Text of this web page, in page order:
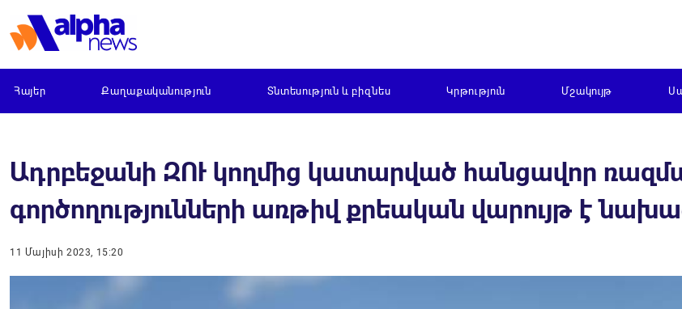
Հայեր Քաղաքականություն Տնտեսություն և բիզնես Կրթություն Մշակույթ
Ադրբեջանի ԶՈՒ կողմից կատարված հանցավոր
գործողությունների առթիվ քրեական վարույթ է
11 Մայիսի 2023, 15:20